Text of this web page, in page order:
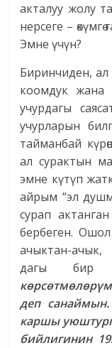
акталуу жолу
нерсеге –
Эмне үчүн?
Биринчиден, ал
коомдук жана
учурдагы
учурларын
тайманбай
ал сурактын
эмне күтүп
айрым “эл
сурап
бербеген.
ачыктан-ачык,
дагы
деп
каршы
бийлигинин